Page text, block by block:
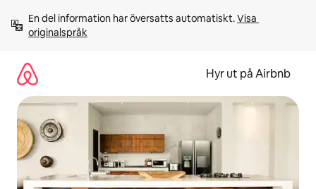
innehåll
En del information har översatts automatiskt. Visa
originalspråk
Hyr ut på Airbnb